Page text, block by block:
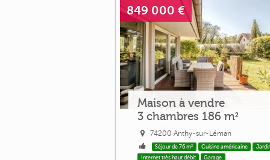
849 000 €
Maison à vendre
3 chambres 186 m²
74200 Anthy-sur-Léman
Séjour de 76 m² Cuisine américaine
Internet très haut débit
Garage